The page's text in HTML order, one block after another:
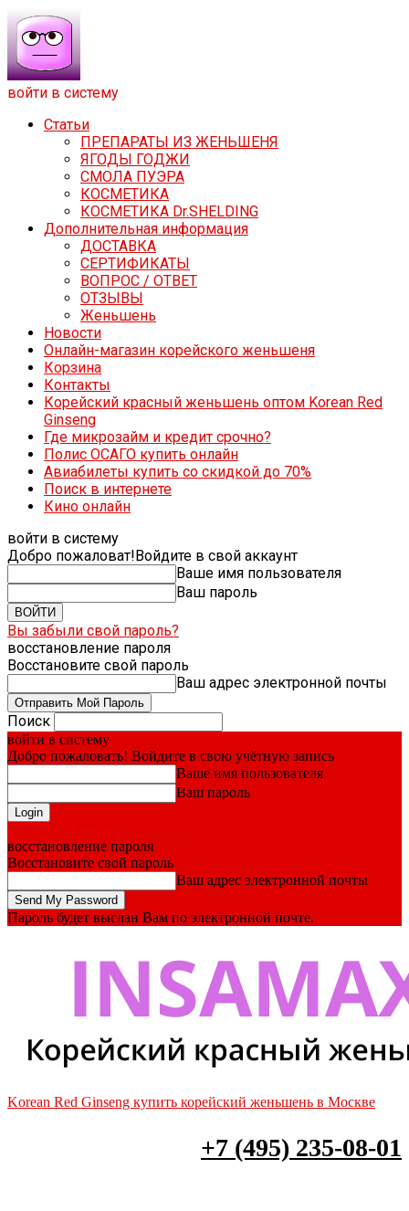
войти в систему
Статьи
ПРЕПАРАТЫ ИЗ ЖЕНЬШЕНЯ
ЯГОДЫ ГОДЖИ
СМОЛА ПУЭРА
КОСМЕТИКА
КОСМЕТИКА Dr.SHELDING
Дополнительная информация
ДОСТАВКА
СЕРТИФИКАТЫ
ВОПРОС / ОТВЕТ
ОТЗЫВЫ
Женьшень
Новости
Онлайн-магазин корейского женьшеня
Корзина
Контакты
Корейский красный женьшень оптом Korean Red
Ginseng
Где микрозайм и кредит срочно?
Полис ОСАГО купить онлайн
Авиабилеты купить со скидкой до 70%
Поиск в интернете
Кино онлайн
войти в систему
Добро пожаловат!Войдите в свой аккаунт
Ваше имя пользователя
Ваш пароль
Вы забыли свой пароль?
восстановление пароля
Восстановите свой пароль
Ваш адрес электронной почты
Поиск
войти в систему
Добро пожаловать! Войдите в свою учётную запись
Ваше имя пользователя
Ваш пароль
восстановление пароля
Восстановите свой пароль
Ваш адрес электронной почты
Пароль будет выслан Вам по электронной почте.
Korean Red Ginseng купить корейский женьшень в Москве
+7 (495) 235-08-01